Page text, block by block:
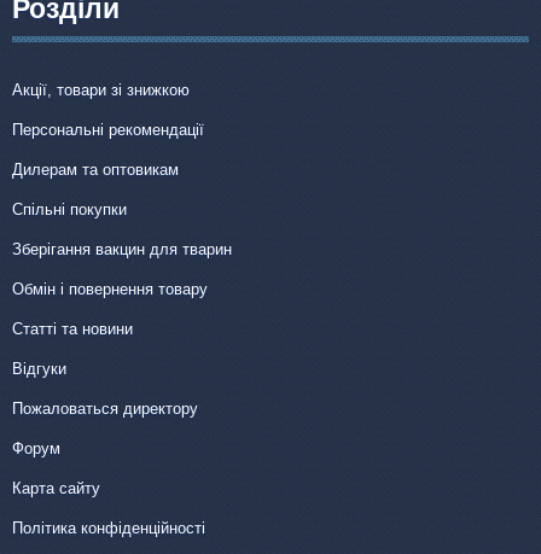
Розділи
Акції, товари зі знижкою
Персональні рекомендації
Дилерам та оптовикам
Спільні покупки
Зберігання вакцин для тварин
Обмін і повернення товару
Статті та новини
Відгуки
Пожаловаться директору
Форум
Карта сайту
Політика конфіденційності